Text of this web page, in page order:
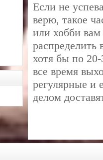
Если не
верю, такое
или хобби
распределить
хотя бы по 20-
все время
регулярные и
делом